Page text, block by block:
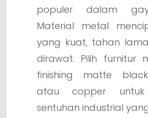
populer dalam
Material metal
yang kuat, tahan
dirawat. Pilih furnitur
finishing matte
atau copper untuk
sentuhan industrial